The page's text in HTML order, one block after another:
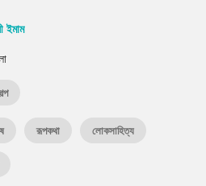
ইমাম
রূপকথা লোকসাহিত্য